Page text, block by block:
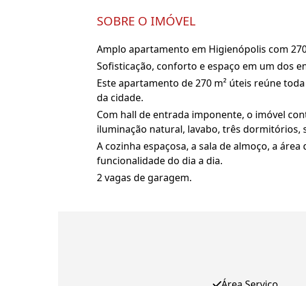
SOBRE O IMÓVEL
Amplo apartamento em Higienópolis com
Sofisticação, conforto e espaço em um dos
Este apartamento de 270 m² úteis reúne
da cidade.
Com hall de entrada imponente, o imóvel
iluminação natural, lavabo, três
A cozinha espaçosa, a sala de almoço, a
funcionalidade do dia a dia.
2 vagas de garagem.